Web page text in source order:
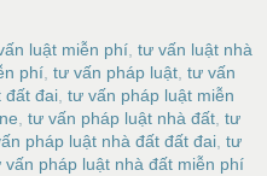
luật miễn phí tư vấn luật nhà
phí tư vấn pháp luật tư vấn
đất đai tư vấn pháp luật miễn
tư vấn pháp luật nhà đất tư
pháp luật nhà đất đất đai tư
vấn pháp luật nhà đất miễn phí